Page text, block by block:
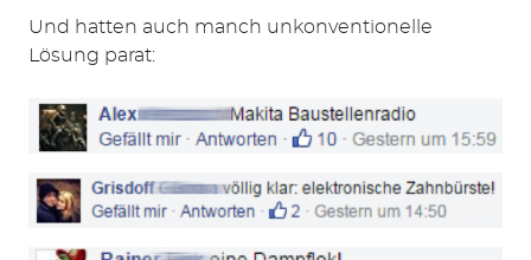
Und hatten auch manch unkonventionelle
Lösung parat: